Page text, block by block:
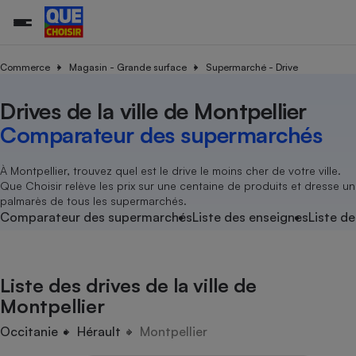
Commerce Magasin - Grande surface Supermarché - Drive
Drives de la ville de Montpellier
Comparateur des supermarchés
À Montpellier, trouvez quel est le drive le moins cher de votre ville.
Que Choisir relève les prix sur une centaine de produits et dresse un
palmarès de tous les supermarchés.
Comparateur des supermarchésListe des enseignesListe
Liste des drives de la ville de
Montpellier
Occitanie Hérault Montpellier
Additifs
Agriculture
Achat - Vente - Location
Magasin - Grande surface
Organismes de défense
Système judiciairegratuit
Eau
Achat - Vente - Travaux
Location
Sport
Démarche administrative
Senior
Service marchand
Train
Transport aérien
Toutes les actualités
Enquêtes
Guides d'achat
Conseils
Brèves
Tous les services
Soumettre un litige
Tous nos combats
Nos actions
Nos grandes victoires
Les billets de la présidente
Nos associations locales
En savoir plus sur Que Choisir Ensemble
?
L’association
Nos missions
Notre méthodologie
Notre financement
Nos partenaires